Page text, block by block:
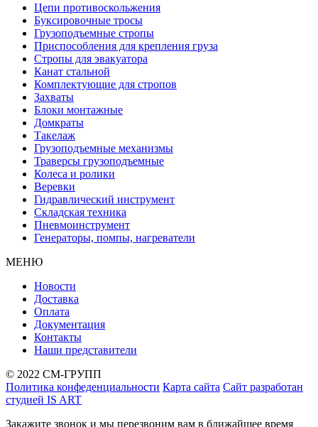
Цепи противоскольжения
Буксировочные тросы
Грузоподъемные стропы
Приспособления для крепления груза
Стропы для эвакуатора
Канат стальной
Комплектующие для стропов
Захваты
Блоки монтажные
Домкраты
Такелаж
Грузоподъемные механизмы
Траверсы грузоподъемные
Колеса и ролики
Веревки
Гидравлический инструмент
Складская техника
Пневмоинструмент
Генераторы, помпы, нагреватели
МЕНЮ
Новости
Доставка
Оплата
Документация
Контакты
Наши представители
© 2022 СМ-ГРУПП
Политика конфеденциальности Карта сайта Сайт разработан
студией IS ART
Закажите звонок и мы перезвоним вам в ближайшее время